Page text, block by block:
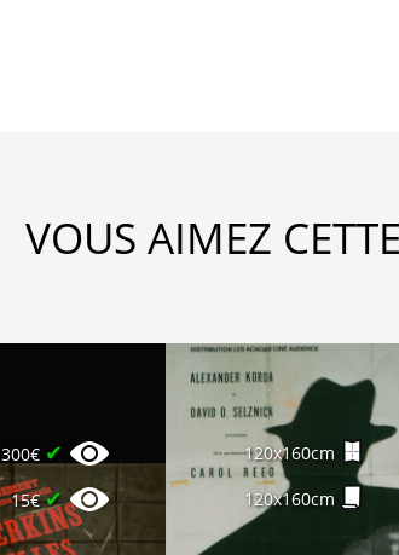
VOUS AIMEZ
300€ ✔
15€✔
120x160cm
120x160cm